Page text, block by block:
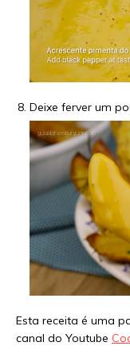
Deixe ferver um
Esta receita é uma
canal do Youtube